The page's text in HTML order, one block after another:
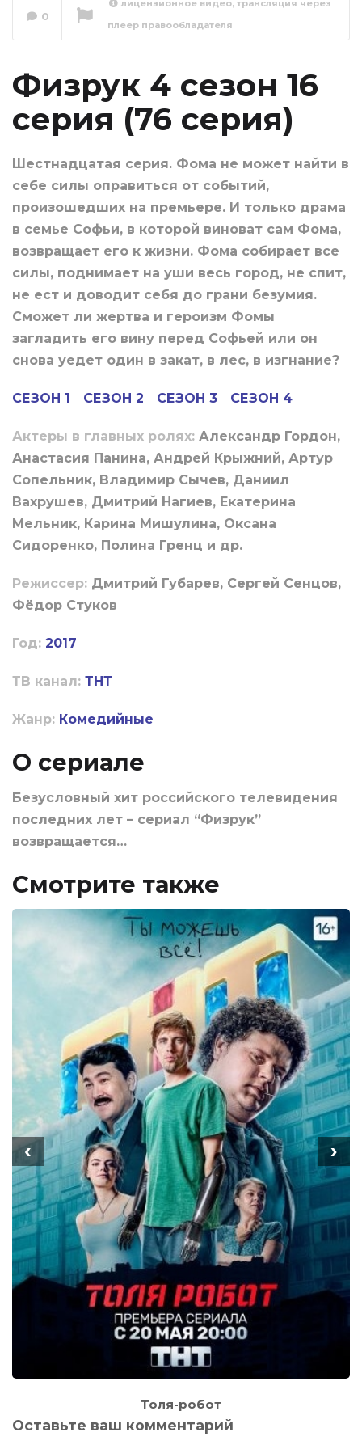
От звонка до
0
лицензионное видео, трансляция через
плеер правообладателя
Физрук 4 сезон 16
серия (76 серия)
Шестнадцатая серия. Фома не может найти в
себе силы оправиться от событий,
произошедших на премьере. И только драма
в семье Софьи, в которой виноват сам Фома,
возвращает его к жизни. Фома собирает все
силы, поднимает на уши весь город, не спит,
не ест и доводит себя до грани безумия.
Сможет ли жертва и героизм Фомы
загладить его вину перед Софьей или он
снова уедет один в закат, в лес, в изгнание?
СЕЗОН 1 СЕЗОН 2 СЕЗОН 3 СЕЗОН 4
Актеры в главных ролях: Александр Гордон,
Анастасия Панина, Андрей Крыжний, Артур
Сопельник, Владимир Сычев, Даниил
Вахрушев, Дмитрий Нагиев, Екатерина
Мельник, Карина Мишулина, Оксана
Сидоренко, Полина Гренц и др.
Режиссер: Дмитрий Губарев, Сергей Сенцов,
Фёдор Стуков
Год: 2017
ТВ канал: ТНТ
Жанр: Комедийные
О сериале
Безусловный хит российского телевидения
последних лет – сериал “Физрук”
возвращается…
Смотрите также
Толя-робот
‹ ›
Оставьте ваш комментарий